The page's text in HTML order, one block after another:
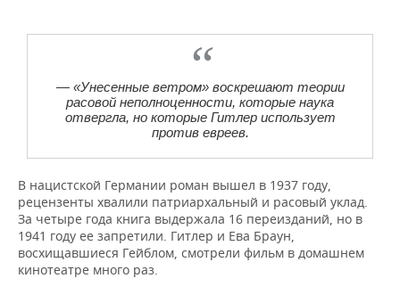
— «Унесенные ветром» воскрешают теории
расовой неполноценности, которые наука
отвергла, но которые Гитлер использует
против евреев.
В нацистской Германии роман вышел в 1937 году,
рецензенты хвалили патриархальный и расовый уклад.
За четыре года книга выдержала 16 переизданий, но в
1941 году ее запретили. Гитлер и Ева Браун,
восхищавшиеся Гейблом, смотрели фильм в домашнем
кинотеатре много раз.